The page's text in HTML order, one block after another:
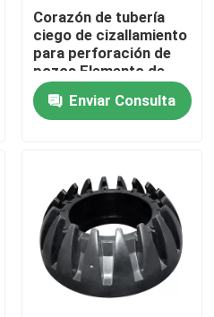
Corazón de tubería
ciego de cizallamiento
para perforación de
pozos Elemento de
embalaje de hidril de
caucho esférico 7
1/16" 5000 Psi
Enviar Consulta